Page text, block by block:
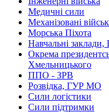
Медичні сили
Механізовані
Морська Піхота
Навчальні заклади,
Окрема
Хмельницького
ППО - ЗРВ
Розвідка, ГУР МО
Сили логістики
Сили підтримки